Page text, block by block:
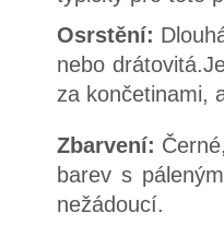
Osrstění:
nebo
za končetinami,
Zbarvení:
barev s
nežádoucí.